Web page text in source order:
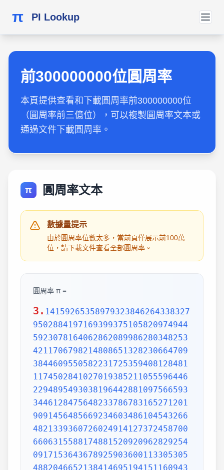
π PI Lookup
前300000000位圓周率
本頁提供查看和下載圓周率前300000000位
（圓周率前三億位），可以複製圓周率文本或
通過文件下載圓周率。
π 圓周率文本
數據量提示
由於圓周率位數太多，當前頁僅展示前100萬
位，請下載文件查看全部圓周率。
圓周率 π =
3. 1415926535897932384626433832795028841971693993751058209749445923078164062862089986280348253421170679821480865132823066470938446095505822317253594081284811174502841027019385211055596446229489549303819644288109756659334461284756482337867831652712019091456485669234603486104543266482133936072602491412737245870066063155881748815209209628292540917153643678925903600113305305488204665213841469519415116094330572703657595919530921861173819326117931051185480744623799627495673518857527248912279381830119491298336733624406566430860213949463952247371907021798609437027705392171762931767523846748184676694051320005681271452635608277857713427577896091736371787214684409012249534301465495853710507922796892589235420199561121290219608640344181598136297747713099605187072113499999983729780499510597317328160963185950244594553469083026425223082533446850352619311881710100031378387528865875332083814206171776691473035982534904287554687311595628638823537875937519577818577805321712268066130019278766111959092164201989380952572010654858632788659361533818279682303019520353018529689957736225994138912497217752834791315155748572424541506959508295331168617278558890750983817546374649393192550604009277016711390098488240128583616035637076601047101819429555961989467678374494482553797747268471040475346462080466842590694912933136770289891521047521620569660240580381501935112533824300355876402474964732639141992726042699227967823547816360093417216412199245863150302861829745557067498385054945885869269956909272107975093029553211653449872027559602364806654991198818347977535663698074265425278625518184175746728909777727938000816470600161452491921732172147723501414419735685481613611573525521334757418494684385233239073941433345477624168625189835694855620992192221842725502542568876717904946016534668049886272327917860857843838279679766814541009538837863609506800642251252051173929848960841284886269456042419652850222106611863067442786220391949450471237137869609563643719172874677646575739624138908658326459958133904780275900994657640789512694683983525957098258226205224894077267194782684826014769909026401363944374553050682034962524517493996514314298091906592509372216964615157098583874105978859597729754989301617539284681382686838689427741559918559252459539594310499725246808459872736446958486538367362226260991246080512438843904512441365497627807977156914359977001296160894416948685558484063534220722258284886481584560285060168427394522674676788952521385225499546667278239864565961163548862305774564980355936345681743241125150760694794510965960940252288797108931456691368672287489405601015033086179286809208747609178249385890097149096759852613655497818931297848216829989487226588048575640142704775551323796414515237462343645428584447952658678210511413547357395231134271661021359695362314429524849371871101457654035902799344037420073105785390621983874478084784896833214457138687519435064302184531910484810053706146806749192781911979399520614196634287544406437451237181921799983910159195618146751426912397489409071864942319615679452080951465502252316038819301420937621378559566389377870830390697920773467221825625996615014215030680384477345492026054146659252014974428507325186660021324340881907104863317346496514539057962685610055081066587969981635747363840525714591028970641401109712062804390397595156771577004203378699360072305587631763594218731251471205329281918261861258673215791984148488291644706095752706957220917567116722910981690915280173506712748583222871835209353965725121083579151369882091444210067510334671103141267111369908658516398315019701651511685171437657618351556508849099898599823873455283316355076479185358932261854896321329330898570642046752590709154814165498594616371802709819943099244889575712828905923233260972997120844335732654893823911932597463667305836041428138830320382490375898524374417029132765618093773444030707469211201913020330380197621101100449293215160842444859637669838952286847831235526582131449576857262433441893039686426243410773226978028073189154411010446823252716201052652272111660396665573092547110557853763466820653109896526918620564769312570586356620185581007293606598764861179104533488503461136576867532494416680396265797877185560845529654126654085306143444318586769751456614068007002378776591344017127494704205622305389945613140711270004078547332699390814546646458807972708266830634328587856983052358089330657574067954571637752542021149557615814002501262285941302164715509792592309907965473761255176567513575178296664547791745011299614890304639947132962107340437518957359614589019389713111790429782856475032031986915140287080859904801094121472213179476477726224142548545403321571853061422881375850430633217518297986622371721591607716692547487389866549494501146540628433663937900397692656721463853067360965712091807638327166416274888800786925602902284721040317211860820419000422966171196377921337575114959501566049631862947265473642523081770367515906735023507283540567040386743513622224771589150495309844489333096340878076932599397805419341447377441842631298608099888687413260472156951623965864573021631598193195167353812974167729478672422924654366800980676928238280689964004824354037014163149658979409243237896907069779422362508221688957383798623001593776471651228935786015881617557829735233446042815126272037343146531977774160319906655418763979293344195215413418994854447345673831624993419131814809277771038638773431772075456545322077709212019051660962804909263601975988281613323166636528619326686336062735676303544776280350450777235547105859548702790814356240145171806246436267945612753181340783303362542327839449753824372058353114771199260638133467768796959703098339130771098704085913374641442822772634659470474587847787201927715280731767907707157213444730605700733492436931138350493163128404251219256517980694113528013147013047816437885185290928545201165839341965621349143415956258658655705526904965209858033850722426482939728584783163057777560688876446248246857926039535277348030480290058760758251047470916439613626760449256274204208320856611906254543372131535958450687724602901618766795240616342522577195429162991930645537799140373404328752628889639958794757291746426357455254079091451357111369410911939325191076020825202618798531887705842972591677813149699009019211697173727847684726860849003377024242916513005005168323364350389517029893922334517220138128069650117844087451960121228599371623130171144484640903890644954440061986907548516026327505298349187407866808818338510228334508504860825039302133219715518430635455007668282949304137765527939751754613953984683393638304746119966538581538420568533862186725233402830871123282789212507712629463229563989898935821167456270102183564622013496715188190973038119800497340723961036854066431939509790190699639552453005450580685501956730229219139339185680344903982059551002263535361920419947455385938102343955449597783779023742161727111723643435439478221818528624085140066604433258885698670543154706965747458550332323342107301545940516553790686627333799585115625784322988273723198987571415957811196358330059408730681216028764962867446047746491599505497374256269010490377819868359381465741268049256487985561453723478673303904688383436346553794986419270563872931748723320837601123029911367938627089438799362016295154133714248928307220126901475466847653576164773794675200490757155527819653621323926406160136358155907422020203187277605277219005561484255518792530343513984425322341576233610642506390497500865627109535919465897514131034822769306247435363256916078154781811528436679570611086153315044521274739245449454236828860613408414863776700961207151249140430272538607648236341433462351897576645216413767969031495019108575984423919862916421939949072362346468441173940326591840443780513338945257423995082965912285085558215725031071257012668302402929525220118726767562204154205161841634847565169998116141010029960783869092916030288400269104140792886215078424516709087000699282120660418371806535567252532567532861291042487761825829765157959847035622262934860034158722980534989650226291748788202734209222245339856264766914905562842503912757710284027998066365825488926488025456610172967026640765590429099456815065265305371829412703369313785178609040708667114965583434347693385781711386455873678123014587687126603489139095620099393610310291616152881384379099042317473363948045759314931405297634757481193567091101377517210080315590248530906692037671922033229094334676851422144773793937517034436619910403375111735471918550464490263655128162288244625759163330391072253837421821408835086573917715096828874782656995995744906617583441375223970968340800535598491754173818839994469748676265516582765848358845314277568790029095170283529716344562129640435231176006651012412006597558512761785838292041974844236080071930457618932349229279650198751872127267507981255470958904556357921221033346697499235630254947802490114195212382815309114079073860251522742995818072471625916685451333123948049470791191532673430282441860414263639548000448002670496248201792896476697583183271314251702969234889627668440323260927524960357996469256504936818360900323809293459588970695365349406034021665443755890045632882250545255640564482465151875471196218443965825337543885690941130315095261793780029741207665147939425902989695946995565761218656196733786236256125216320862869222103274889218654364802296780705765615144632046927906821207388377814233562823608963208068222468012248261177185896381409183903673672220888321513755600372798394004152970028783076670944474560134556417254370906979396122571429894671543578468788614445812314593571984922528471605049221242470141214780573455105008019086996033027634787081081754501193071412233908663938339529425786905076431006383519834389341596131854347546495569781038293097164651438407007073604112373599843452251610507027056235266012764848308407611830130527932054274628654036036745328651057065874882256981579367897669742205750596834408697350201410206723585020072452256326513410559240190274216248439140359989535394590944070469120914093870012645600162374288021092764579310657922955249887275846101264836999892256959688159205600101655256375678